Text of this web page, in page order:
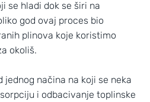
se hladi dok se širi na
god ovaj proces bio
plinova koje koristimo
okoliš.
jednog načina na koji se neka
i odbacivanje toplinske